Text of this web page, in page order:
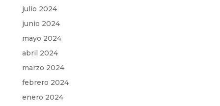
julio 2024
junio 2024
mayo 2024
abril 2024
marzo 2024
febrero 2024
enero 2024